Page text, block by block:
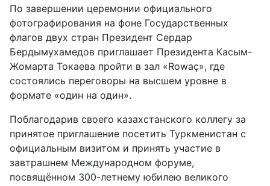
По завершении церемонии официального
фотографирования на фоне Государственных
флагов двух стран Президент Сердар
Бердымухамедов приглашает Президента Касым-
Жомарта Токаева пройти в зал «Rowaç», где
состоялись переговоры на высшем уровне в
формате «один на один».
Поблагодарив своего казахстанского коллегу за
принятое приглашение посетить Туркменистан с
официальным визитом и принять участие в
завтрашнем Международном форуме,
посвящённом 300-летнему юбилею великого